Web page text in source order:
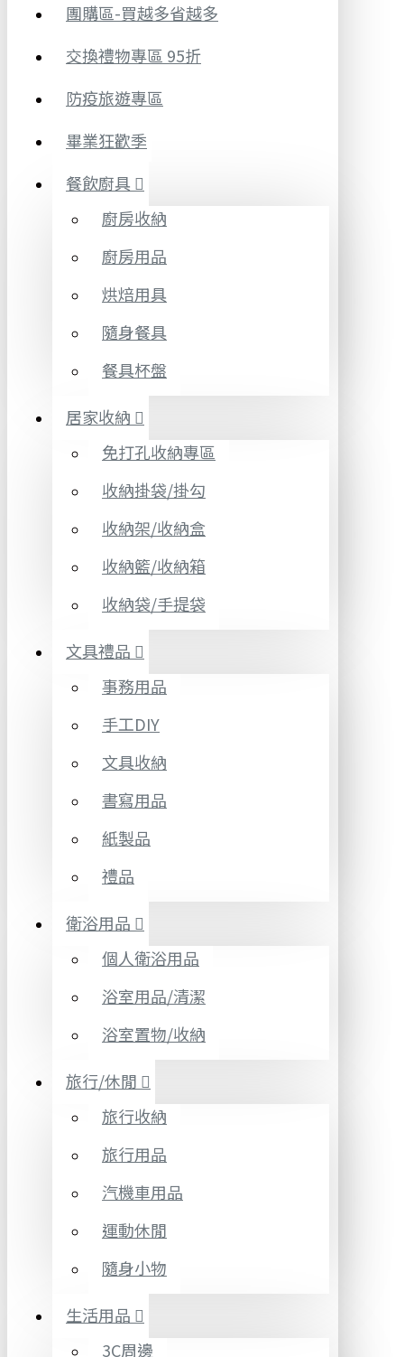
團購區-買越多省越多
交換禮物專區 95折
防疫旅遊專區
畢業狂歡季
餐飲廚具
廚房收納
廚房用品
烘焙用具
隨身餐具
餐具杯盤
居家收納
免打孔收納專區
收納掛袋/掛勾
收納架/收納盒
收納籃/收納箱
收納袋/手提袋
文具禮品
事務用品
手工DIY
文具收納
書寫用品
紙製品
禮品
衛浴用品
個人衛浴用品
浴室用品/清潔
浴室置物/收納
旅行/休閒
旅行收納
旅行用品
汽機車用品
運動休閒
隨身小物
生活用品
3C周邊